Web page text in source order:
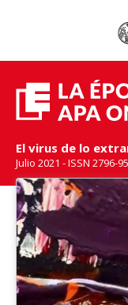
El virus de lo
Julio 2021 - ISSN 2796-